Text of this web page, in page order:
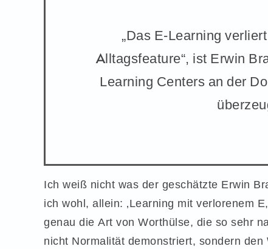
„Das E-Learning
Alltagsfeature“, ist Erwin
Learning Centers an der
Ich weiß nicht was der geschätzte Erwin
ich wohl, allein: ‚Learning mit verlorenem
genau die Art von Worthülse, die so sehr
nicht Normalität demonstriert, sondern